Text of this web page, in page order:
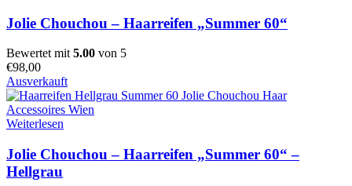
Jolie Chouchou – Haarreifen „Summer 60“
Bewertet mit 5.00 von 5
€98,00
Ausverkauft
Weiterlesen
Jolie Chouchou – Haarreifen „Summer 60“ –
Hellgrau